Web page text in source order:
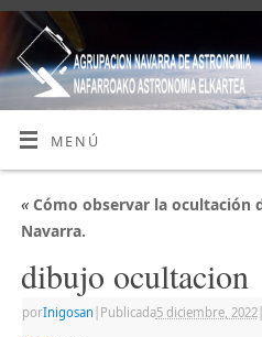
MENÚ
«Cómo observar la ocultación
Navarra.
dibujo ocultacion
porInigosan Publicada5 diciembre, 2022|